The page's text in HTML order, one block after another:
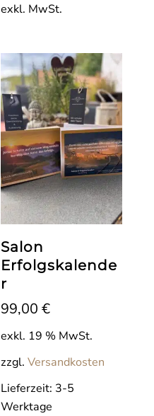
exkl. MwSt.
Salon
Erfolgskalende
r
99,00€
exkl. 19 % MwSt.
zzgl.Versandkosten
Lieferzeit: 3-5
Werktage